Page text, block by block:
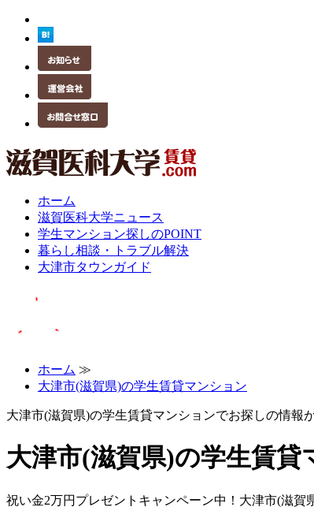
ホーム
滋賀医科大学ニュース
学生マンション探しのPOINT
暮らし相談・トラブル解決
大津市タウンガイド
ホーム ≫
大津市(滋賀県)の学生賃貸マンション
大津市(滋賀県)の学生賃貸マンションでお探しの情報
大津市(滋賀県)の学生賃貸
祝い金2万円プレゼントキャンペーン中！大津市(滋賀